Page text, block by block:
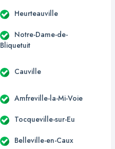
Heurteauville
Notre-Dame-de-
Bliquetuit
Cauville
Amfreville-la-Mi-Voie
Tocqueville-sur-Eu
Belleville-en-Caux